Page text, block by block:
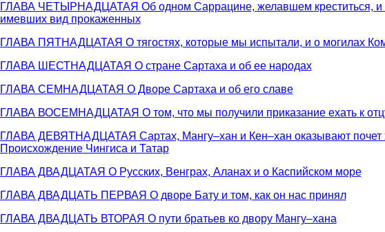
ГЛАВА ЧЕТЫРНАДЦАТАЯ Об одном Саррацине, желавшем креститься, и
имевших вид прокаженных
ГЛАВА ПЯТНАДЦАТАЯ О тягостях, которые мы испытали, и о могилах
ГЛАВА ШЕСТНАДЦАТАЯ О стране Сартаха и об ее народах
ГЛАВА СЕМНАДЦАТАЯ О Дворе Сартаха и об его славе
ГЛАВА ВОСЕМНАДЦАТАЯ О том, что мы получили приказание ехать к
ГЛАВА ДЕВЯТНАДЦАТАЯ Сартах, Мангу–хан и Кен–хан оказывают почет
Происхождение Чингиса и Татар
ГЛАВА ДВАДЦАТАЯ О Русских, Венграх, Аланах и о Каспийском море
ГЛАВА ДВАДЦАТЬ ПЕРВАЯ О дворе Бату и том, как он нас принял
ГЛАВА ДВАДЦАТЬ ВТОРАЯ О пути братьев ко двору Мангу–хана